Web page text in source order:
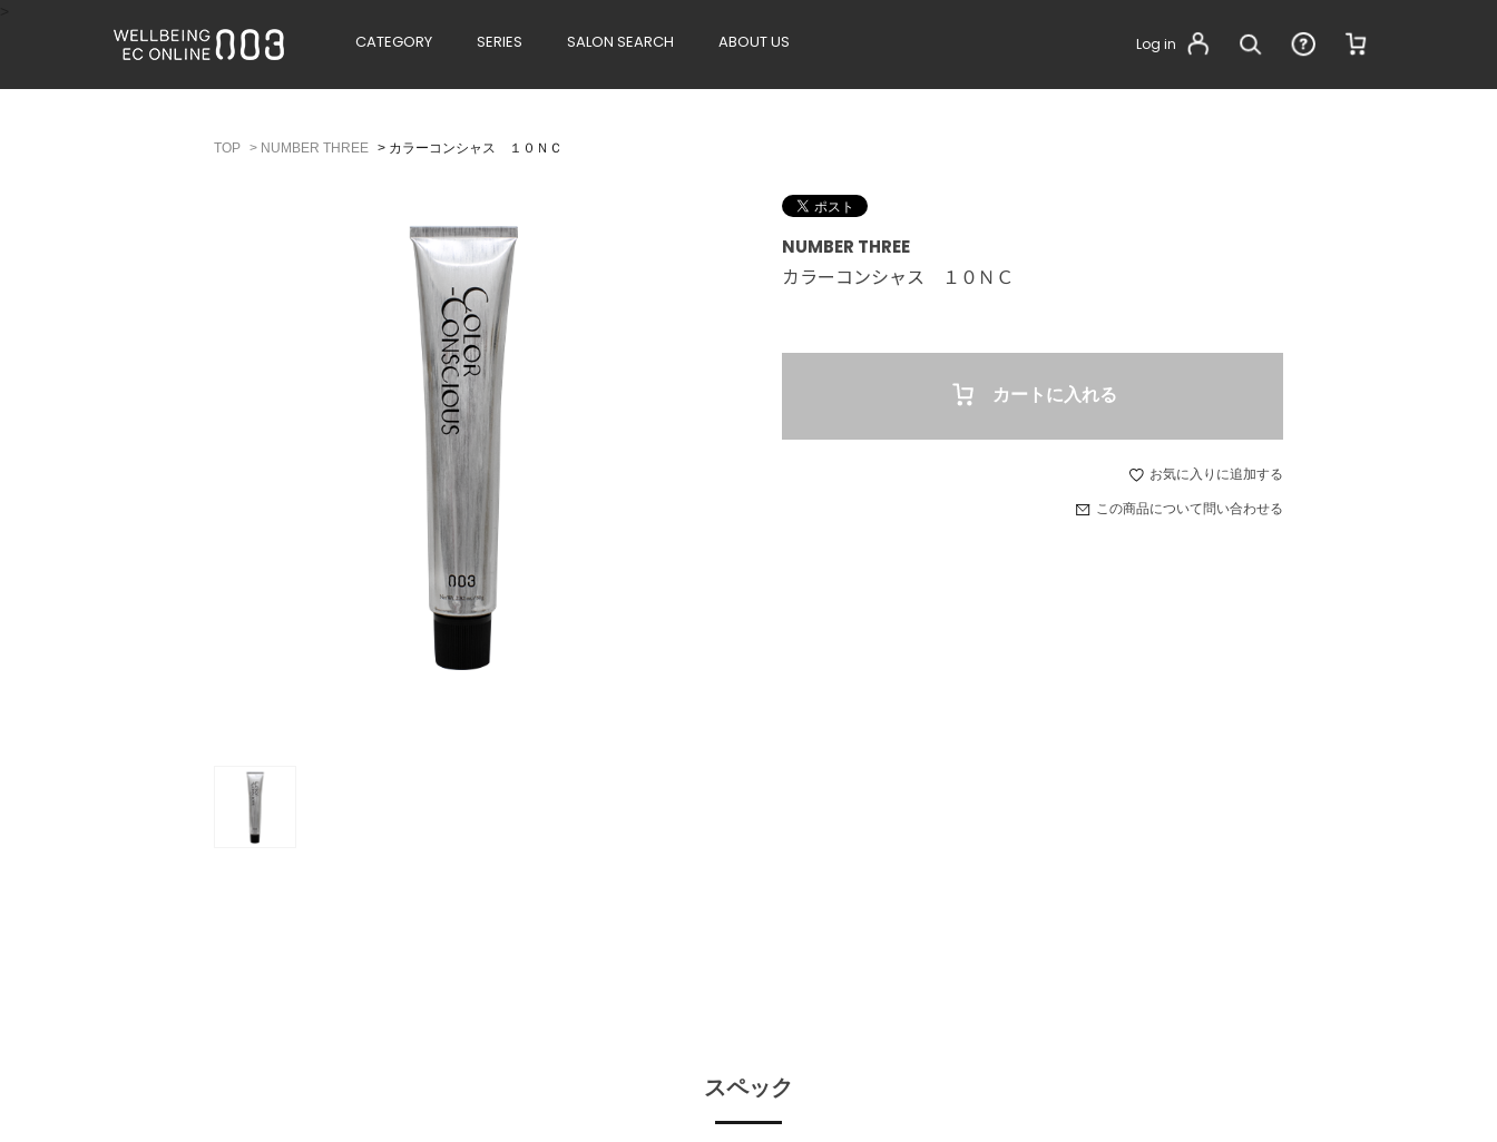
CATEGORY SERIES SALON SEARCH ABOUT US Log in
> NUMBER THREE > カラーコンシャス １０ＮＣ
NUMBER THREE
カラーコンシャス １０ＮＣ
カートに入れる
お気に入りに追加する
この商品について問い合わせる
スペック